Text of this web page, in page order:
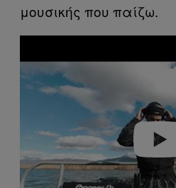
μουσικής που παίζω.
Play video